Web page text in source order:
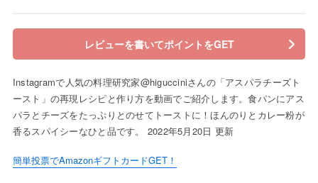
レビューを書いてポイントをGET
Instagramで人気の料理研究家@higucciniさんの「アスパラチーズト
ースト」の再現レシピと作り方を動画でご紹介します。食パンにアス
パラとチーズをたっぷりとのせてトーストに！ほんのりとカレー粉が
香るスパイシーなひと品です。 2022年5月20日 更新
簡単投票でAmazonギフトカードGET！